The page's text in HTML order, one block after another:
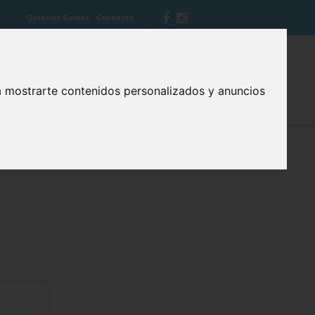
contenidos personalizados y anuncios
Quiénes Somos Contacto